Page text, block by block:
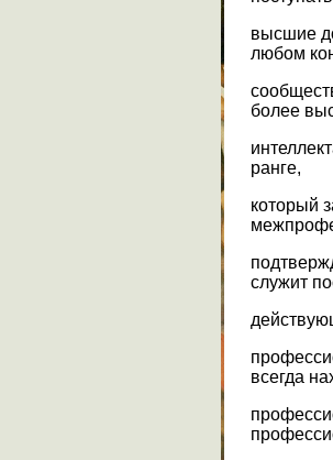
высшие
любом
более
ранге,
который
служит
всегда